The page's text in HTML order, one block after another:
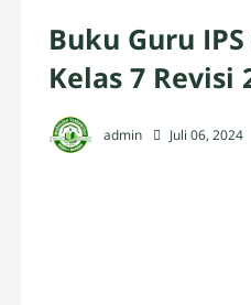
Buku Guru
Kelas 7 Revisi
admin Juli 06, 2024